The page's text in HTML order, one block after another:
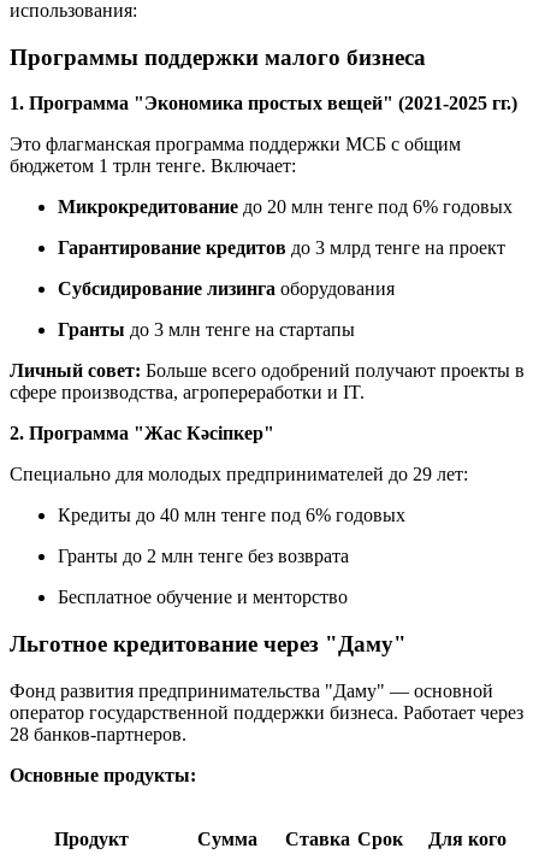
использования:
Программы поддержки малого бизнеса
1. Программа "Экономика простых вещей" (2021-2025 гг.)
Это флагманская программа поддержки МСБ с общим
бюджетом 1 трлн тенге. Включает:
Микрокредитование до 20 млн тенге под 6% годовых
Гарантирование кредитов до 3 млрд тенге на проект
Субсидирование лизинга оборудования
Гранты до 3 млн тенге на стартапы
Личный совет: Больше всего одобрений получают проекты в
сфере производства, агропереработки и IT.
2. Программа "Жас Кәсіпкер"
Специально для молодых предпринимателей до 29 лет:
Кредиты до 40 млн тенге под 6% годовых
Гранты до 2 млн тенге без возврата
Бесплатное обучение и менторство
Льготное кредитование через "Даму"
Фонд развития предпринимательства "Даму" — основной
оператор государственной поддержки бизнеса. Работает через
28 банков-партнеров.
Основные продукты:
Продукт Сумма Ставка Срок Для кого